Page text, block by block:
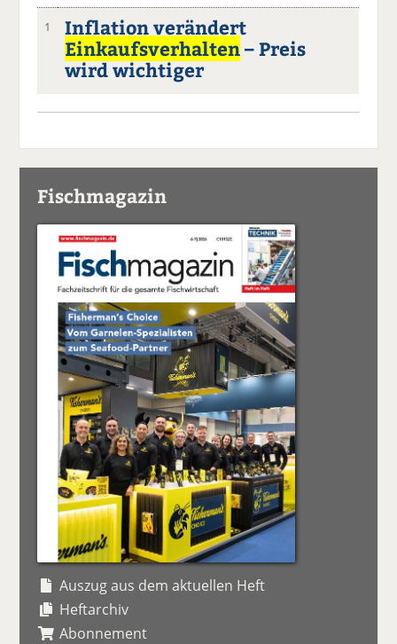
1
Inflation verändert
Einkaufsverhalten– Preis
wird wichtiger
Fischmagazin
Auszug aus dem aktuellen Heft
Heftarchiv
Abonnement